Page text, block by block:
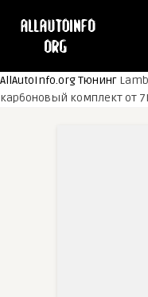
AllAutoInfo.orgТюнинг
карбоновый комплект от